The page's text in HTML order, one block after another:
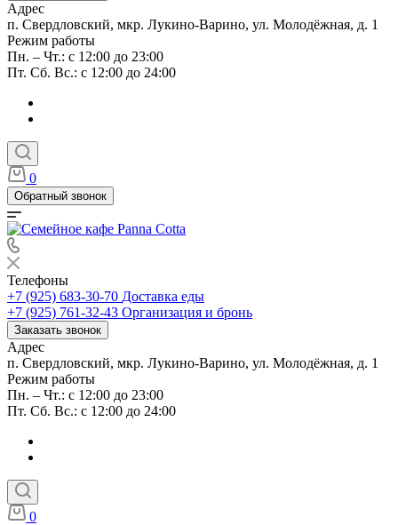
Адрес
п. Свердловский, мкр. Лукино-Варино, ул. Молодёжная, д. 1
Режим работы
Пн. – Чт.: с 12:00 до 23:00
Пт. Сб. Вс.: с 12:00 до 24:00
0
Обратный звонок
Телефоны
+7 (925) 683-30-70 Доставка еды
+7 (925) 761-32-43 Организация и бронь
Заказать звонок
Адрес
п. Свердловский, мкр. Лукино-Варино, ул. Молодёжная, д. 1
Режим работы
Пн. – Чт.: с 12:00 до 23:00
Пт. Сб. Вс.: с 12:00 до 24:00
0